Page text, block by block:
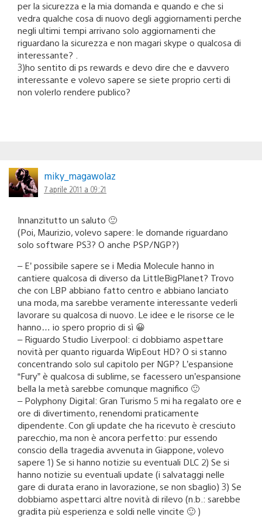
per la sicurezza e la mia domanda e quando e che si
vedra qualche cosa di nuovo degli aggiornamenti perche
negli ultimi tempi arrivano solo aggiornamenti che
riguardano la sicurezza e non magari skype o qualcosa di
interessante? .
3)ho sentito di ps rewards e devo dire che e davvero
interessante e volevo sapere se siete proprio certi di
non volerlo rendere publico?
miky_magawolaz
7 aprile 2011 a 09:21
Innanzitutto un saluto 🙂
(Poi, Maurizio, volevo sapere: le domande riguardano
solo software PS3? O anche PSP/NGP?)
– E’ possibile sapere se i Media Molecule hanno in
cantiere qualcosa di diverso da LittleBigPlanet? Trovo
che con LBP abbiano fatto centro e abbiano lanciato
una moda, ma sarebbe veramente interessante vederli
lavorare su qualcosa di nuovo. Le idee e le risorse ce le
hanno… io spero proprio di sì 😀
– Riguardo Studio Liverpool: ci dobbiamo aspettare
novità per quanto riguarda WipEout HD? O si stanno
concentrando solo sul capitolo per NGP? L’espansione
“Fury” è qualcosa di sublime, se facessero un’espansione
bella la metà sarebbe comunque magnifico 🙂
– Polyphony Digital: Gran Turismo 5 mi ha regalato ore e
ore di divertimento, renendomi praticamente
dipendente. Con gli update che ha ricevuto è cresciuto
parecchio, ma non è ancora perfetto: pur essendo
conscio della tragedia avvenuta in Giappone, volevo
sapere 1) Se si hanno notizie su eventuali DLC 2) Se si
hanno notizie su eventuali update (i salvataggi nelle
gare di durata erano in lavorazione, se non sbaglio) 3) Se
dobbiamo aspettarci altre novità di rilevo (n.b.: sarebbe
gradita più esperienza e soldi nelle vincite 🙂 )